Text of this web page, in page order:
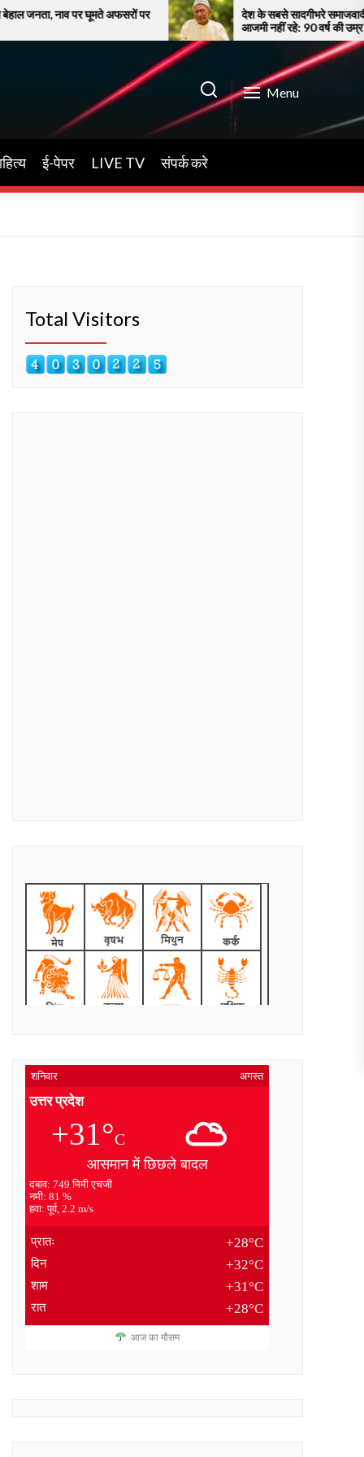
अफसरों पर
देश के सबसे सादगीभरे समाजवादी नेता आलमबदी
आजमी नहीं रहे: 90 वर्ष की उम्र में निधन, आजमगढ़ ने
खोया अपना जननेता….
Menu
ई-पेपर LIVE TV संपर्क करे
Total Visitors
शनिवार अगस्त
उत्तर प्रदेश
+31°C
आसमान में छिछले बादल
दबाव: 749 मिमी एचजी
नमी: 81 %
हवा: पूर्व, 2.2 m/s
प्रातः +28°C
दिन +32°C
शाम +31°C
रात +28°C
आज का मौसम